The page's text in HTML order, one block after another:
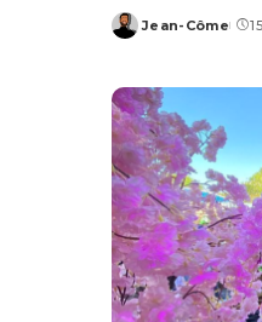
Posted
Jean-Côme